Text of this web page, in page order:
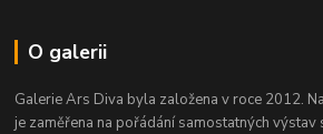
O galerii
Galerie Ars Diva byla založena v roce 2012.
je zaměřena na pořádání samostatných výstav